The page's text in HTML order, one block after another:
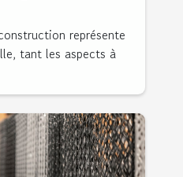
de
représente
tant les aspects à